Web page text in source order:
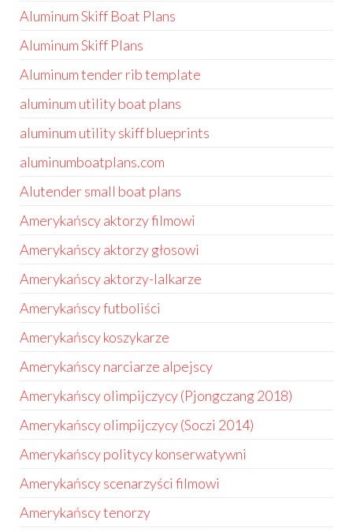
Aluminum Skiff Boat Plans
Aluminum Skiff Plans
Aluminum tender rib template
aluminum utility boat plans
aluminum utility skiff blueprints
aluminumboatplans.com
Alutender small boat plans
Amerykańscy aktorzy filmowi
Amerykańscy aktorzy głosowi
Amerykańscy aktorzy-lalkarze
Amerykańscy futboliści
Amerykańscy koszykarze
Amerykańscy narciarze alpejscy
Amerykańscy olimpijczycy (Pjongczang 2018)
Amerykańscy olimpijczycy (Soczi 2014)
Amerykańscy politycy konserwatywni
Amerykańscy scenarzyści filmowi
Amerykańscy tenorzy